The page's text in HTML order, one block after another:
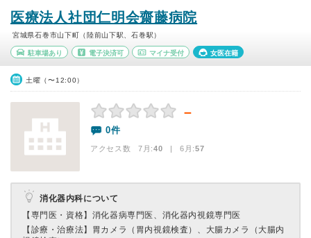
医療法人社団仁明会齋藤病院
宮城県石巻市山下町（陸前山下駅、石巻駅）
駐車場あり 電子決済可 マイナ受付 女医在籍
土曜（〜12:00）
－
0件
アクセス数 7月:40 | 6月:57
消化器内科について
【専門医・資格】 消化器病専門医、消化器内視鏡専門医
【診療・治療法】 胃カメラ（胃内視鏡検査）、大腸カメラ（大腸内